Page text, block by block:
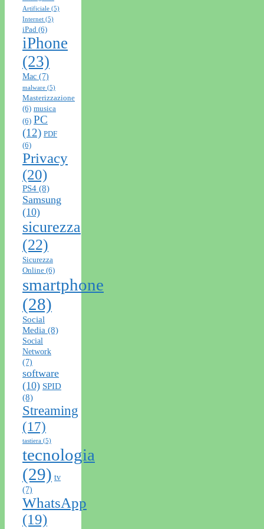
Artificiale (5)
Internet (5)
iPad (6)
iPhone
(23)
Mac (7)
malware (5)
Masterizzazione
(6) musica
(6) PC
(12) PDF
(6)
Privacy
(20)
PS4 (8)
Samsung
(10)
sicurezza
(22)
Sicurezza
Online (6)
smartphone
(28)
Social
Media (8)
Social
Network
(7)
software
(10) SPID
(8)
Streaming
(17)
tastiera (5)
tecnologia
(29) tv
(7)
WhatsApp
(19)